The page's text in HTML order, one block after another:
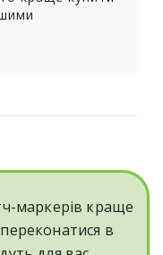
маркерів краще
в